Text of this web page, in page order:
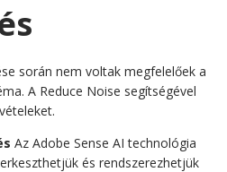
során nem voltak megfelelőek a
A Reduce Noise segítségével
Az Adobe Sense AI technológia
és rendszerezhetjük